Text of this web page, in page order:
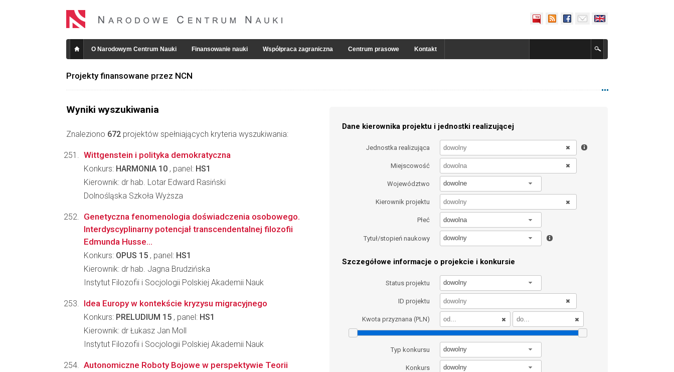
O Narodowym Centrum Nauki Finansowanie nauki Współpraca zagraniczna Centrum prasowe Kontakt
Projekty finansowane przez NCN
Wyniki wyszukiwania
Znaleziono 672 projektów spełniających kryteria wyszukiwania:
Dane kierownika projektu i jednostki realizującej
Jednostka realizująca
Miejscowość
Województwo dowolne
Kierownik projektu
Płeć dowolna
Tytuł/stopień naukowy dowolny
Szczegółowe informacje o projekcie i konkursie
Status projektu dowolny
ID projektu
Kwota przyznana (PLN)
Typ konkursu dowolny
Konkurs dowolny
Wittgenstein i polityka demokratyczna
Konkurs: HARMONIA 10 , panel: HS1
Kierownik: dr hab. Lotar Edward Rasiński
Dolnośląska Szkoła Wyższa
Genetyczna fenomenologia doświadczenia osobowego.
Interdyscyplinarny potencjał transcendentalnej filozofii
Edmunda Husse...
Konkurs: OPUS 15 , panel: HS1
Kierownik: dr hab. Jagna Brudzińska
Instytut Filozofii i Socjologii Polskiej Akademii Nauk
Idea Europy w kontekście kryzysu migracyjnego
Konkurs: PRELUDIUM 15 , panel: HS1
Kierownik: dr Łukasz Jan Moll
Instytut Filozofii i Socjologii Polskiej Akademii Nauk
Autonomiczne Roboty Bojowe w perspektywie Teorii